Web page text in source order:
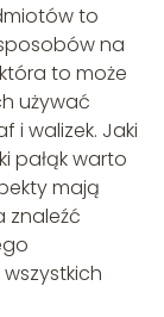
to
na
to może
używać
i walizek. Jaki
pałąk warto
mają
znaleźć